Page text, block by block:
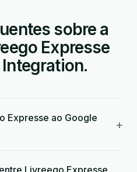
sobre a
Expresse
Expresse ao Google
+
Livreego Expresse